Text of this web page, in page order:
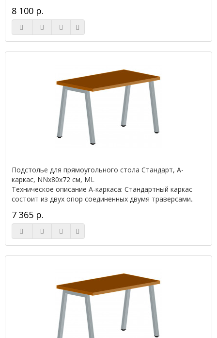
8 100 р.
Подстолье для прямоугольного стола Стандарт, А-
каркас, NNx80х72 см, ML
Техническое описание А-каркаса: Стандартный каркас
состоит из двух опор соединенных двумя траверсами..
7 365 р.